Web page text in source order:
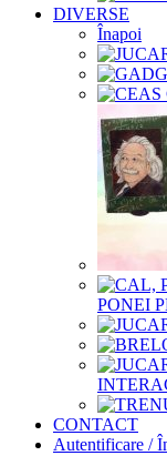
DIVERSE
Înapoi
PONEI
CONTACT
Autentificare /